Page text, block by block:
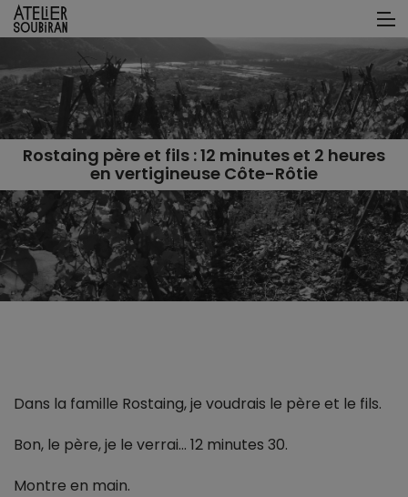
Rostaing père et fils : 12 minutes et 2 heures
en vertigineuse Côte-Rôtie
Dans la famille Rostaing, je voudrais le père et le fils.
Bon, le père, je le verrai… 12 minutes 30.
Montre en main.